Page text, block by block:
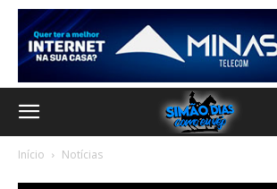
Início Notícias